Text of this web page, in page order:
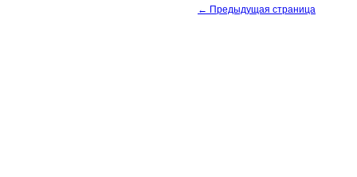
← Предыдущая страница